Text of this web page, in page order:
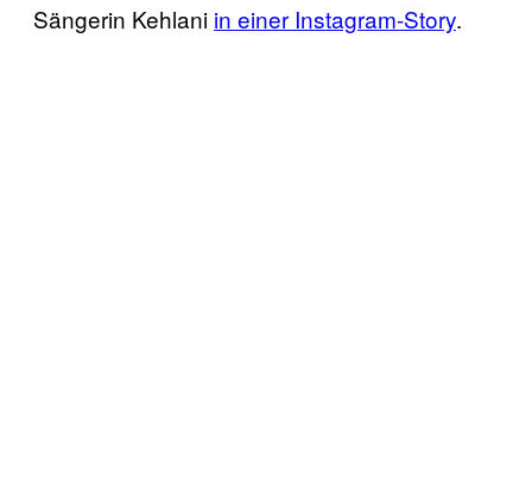
Sängerin Kehlani in einer Instagram-Story.